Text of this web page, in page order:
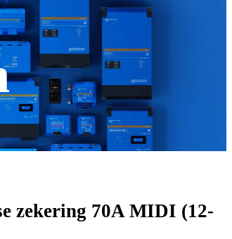
zekering 70A MIDI (12-